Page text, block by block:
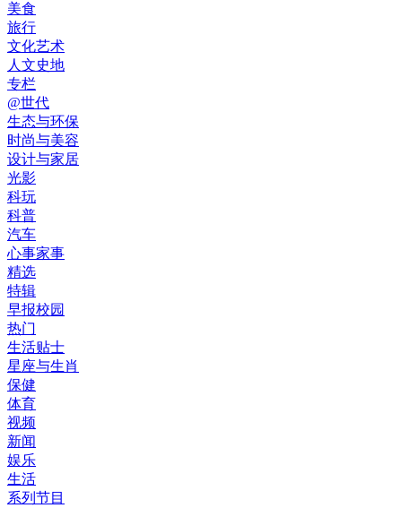
美食
旅行
文化艺术
人文史地
专栏
@世代
生态与环保
时尚与美容
设计与家居
光影
科玩
科普
汽车
心事家事
精选
特辑
早报校园
热门
生活贴士
星座与生肖
保健
体育
视频
新闻
娱乐
生活
系列节目